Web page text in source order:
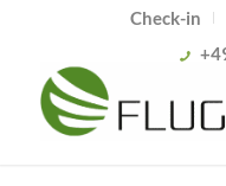
Check-in